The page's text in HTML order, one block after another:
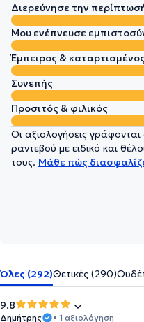
Διερεύνησε την
Μου ενέπνευσε
Έμπειρος &
Συνεπής
Προσιτός & φιλικός
Οι αξιολογήσεις
ραντεβού με ειδικό και
τους. Μάθε πώς
Όλες (292)Θετικές (290)
9.8
Δημήτρης • 1 αξιολόγηση